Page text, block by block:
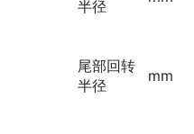
半径
尾部回转
半径
mm